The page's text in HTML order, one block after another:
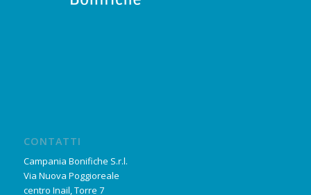
CONTATTI
Campania Bonifiche S.r.l.
Via Nuova Poggioreale
centro Inail, Torre 7